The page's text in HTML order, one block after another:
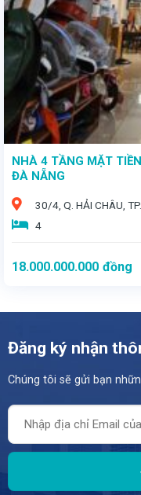
NHÀ 4 TẦNG MẶT
ĐÀ NẴNG
30/4, Q. HẢI CHÂU,
4
18.000.000.000 đồng
Đăng ký nhận
Chúng tôi sẽ gửi bạn